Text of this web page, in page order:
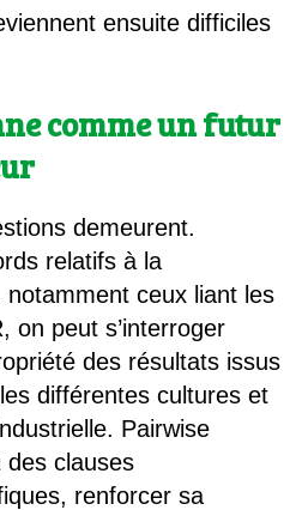
ensuite difficiles
comme un futur
demeurent.
relatifs à la
ceux liant les
on peut s’interroger
des résultats issus
différentes cultures et
Pairwise
des clauses
renforcer sa